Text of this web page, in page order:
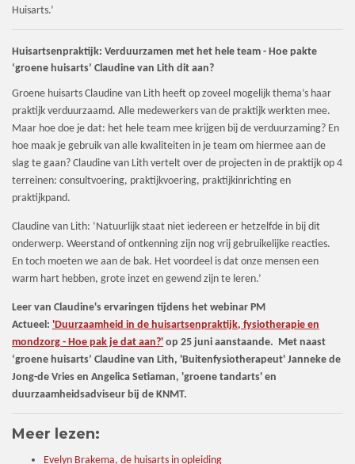
Huisarts.’
Huisartsenpraktijk: Verduurzamen met het hele team - Hoe pakte
‘groene huisarts’ Claudine van Lith dit aan?
Groene huisarts Claudine van Lith heeft op zoveel mogelijk thema’s haar
praktijk verduurzaamd. Alle medewerkers van de praktijk werkten mee.
Maar hoe doe je dat: het hele team mee krijgen bij de verduurzaming? En
hoe maak je gebruik van alle kwaliteiten in je team om hiermee aan de
slag te gaan? Claudine van Lith vertelt over de projecten in de praktijk op 4
terreinen: consultvoering, praktijkvoering, praktijkinrichting en
praktijkpand.
Claudine van Lith: ‘Natuurlijk staat niet iedereen er hetzelfde in bij dit
onderwerp. Weerstand of ontkenning zijn nog vrij gebruikelijke reacties.
En toch moeten we aan de bak. Het voordeel is dat onze mensen een
warm hart hebben, grote inzet en gewend zijn te leren.’
Leer van Claudine's ervaringen tijdens het webinar PM
Actueel: 'Duurzaamheid in de huisartsenpraktijk, fysiotherapie en
mondzorg - Hoe pak je dat aan?' op 25 juni aanstaande. Met naast
‘groene huisarts’ Claudine van Lith, 'Buitenfysiotherapeut' Janneke de
Jong-de Vries en Angelica Setiaman, 'groene tandarts' en
duurzaamheidsadviseur bij de KNMT.
Meer lezen:
Evelyn Brakema, de huisarts in opleiding